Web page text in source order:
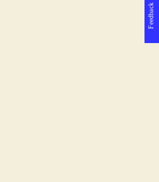
Feedback